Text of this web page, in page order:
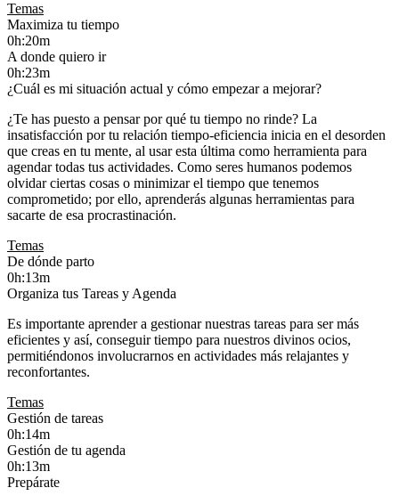
Temas
Maximiza tu tiempo
0h:20m
A donde quiero ir
0h:23m
¿Cuál es mi situación actual y cómo empezar a mejorar?
¿Te has puesto a pensar por qué tu tiempo no rinde? La
insatisfacción por tu relación tiempo-eficiencia inicia en el desorden
que creas en tu mente, al usar esta última como herramienta para
agendar todas tus actividades. Como seres humanos podemos
olvidar ciertas cosas o minimizar el tiempo que tenemos
comprometido; por ello, aprenderás algunas herramientas para
sacarte de esa procrastinación.
Temas
De dónde parto
0h:13m
Organiza tus Tareas y Agenda
Es importante aprender a gestionar nuestras tareas para ser más
eficientes y así, conseguir tiempo para nuestros divinos ocios,
permitiéndonos involucrarnos en actividades más relajantes y
reconfortantes.
Temas
Gestión de tareas
0h:14m
Gestión de tu agenda
0h:13m
Prepárate